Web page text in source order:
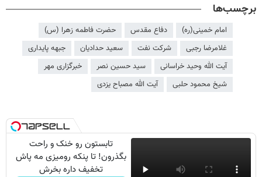
برچسب‌ها
امام خمینی(ره) دفاع مقدس
حضرت فاطمه زهرا (س)
غلامرضا رجبی
شرکت نفت سعید حدادیان
جبهه پایداری
آیت الله وحید خراسانی
سید حسین نصر
خبرگزاری مهر
شیخ محمود حلبی
آیت الله مصباح یزدی
تابستون رو خنک و راحت
بگذرون! تا پنکه رومیزی مه پاش
تخفیف داره بخرش